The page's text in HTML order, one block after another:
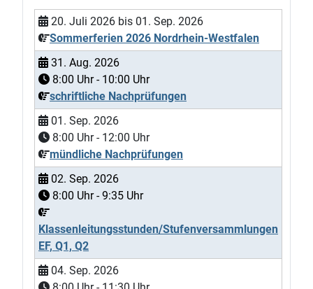
20. Juli 2026 bis 01. Sep. 2026
Sommerferien 2026 Nordrhein-Westfalen
31. Aug. 2026
8:00 Uhr - 10:00 Uhr
schriftliche Nachprüfungen
01. Sep. 2026
8:00 Uhr - 12:00 Uhr
mündliche Nachprüfungen
02. Sep. 2026
8:00 Uhr -9:35 Uhr
Klassenleitungsstunden/Stufenversammlungen
EF, Q1, Q2
04. Sep. 2026